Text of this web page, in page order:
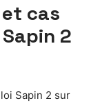
cas
2
Sapin 2 sur